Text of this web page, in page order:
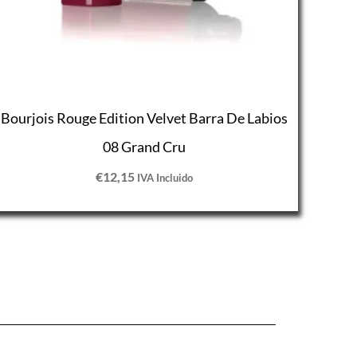
Bourjois Rouge Edition Velvet Barra De Labios
08 Grand Cru
€12,15 IVA Incluido